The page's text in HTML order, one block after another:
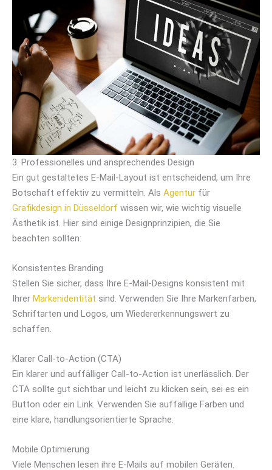
3. Professionelles und ansprechendes Design
Ein gut gestaltetes E-Mail-Layout ist entscheidend, um Ihre
Botschaft effektiv zu vermitteln. Als Agentur für
Grafikdesign in Düsseldorf wissen wir, wie wichtig visuelle
Ästhetik ist. Hier sind einige Designprinzipien, die Sie
beachten sollten:
Konsistentes Branding
Stellen Sie sicher, dass Ihre E-Mail-Designs konsistent mit
Ihrer Markenidentität sind. Verwenden Sie Ihre Markenfarben,
Schriftarten und Logos, um Wiedererkennungswert zu
schaffen.
Klarer Call-to-Action (CTA)
Ein klarer und auffälliger Call-to-Action ist unerlässlich. Der
CTA sollte gut sichtbar und leicht zu klicken sein, sei es ein
Button oder ein Link. Verwenden Sie auffällige Farben und
eine klare, handlungsorientierte Sprache.
Mobile Optimierung
Viele Menschen lesen ihre E-Mails auf mobilen Geräten.